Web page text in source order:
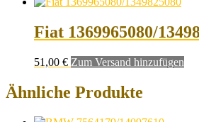
Fiat 1369965080/
51,00 € Zum Versand hinzufügen
Ähnliche Produkte